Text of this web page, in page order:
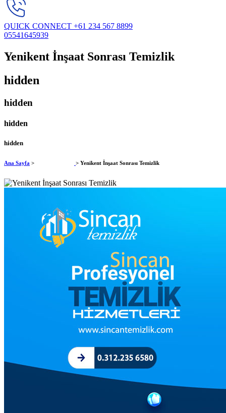
QUICK CONNECT +61 234 567 8899
05541645939
Yenikent İnşaat Sonrası Temizlik
hidden
hidden
hidden
hidden
Ana Sayfa > > Yenikent İnşaat Sonrası Temizlik